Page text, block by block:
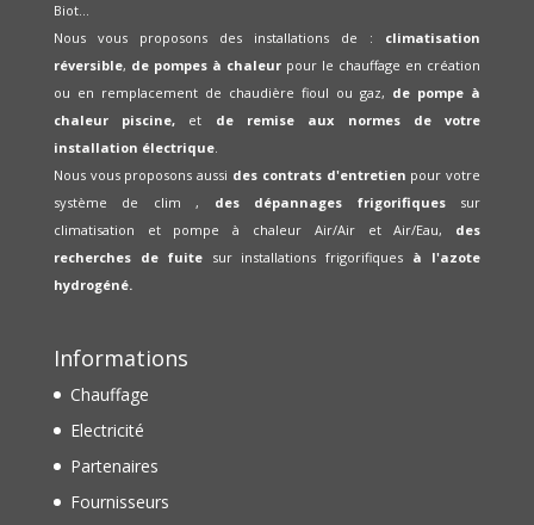
Biot...
Nous vous proposons des installations de : climatisation
réversible, de pompes à chaleurpour le chauffage en création
ou en remplacement de chaudière fioul ou gaz, de pompe à
chaleur piscine, et de remise aux normes de votre
installation électrique.
Nous vous proposons aussi des contrats d'entretien pour votre
système de clim , des dépannages frigorifiquessur
climatisation et pompe à chaleur Air/Air et Air/Eau, des
recherches de fuite sur installations frigorifiques à l'azote
hydrogéné.
Informations
Chauffage
Electricité
Partenaires
Fournisseurs